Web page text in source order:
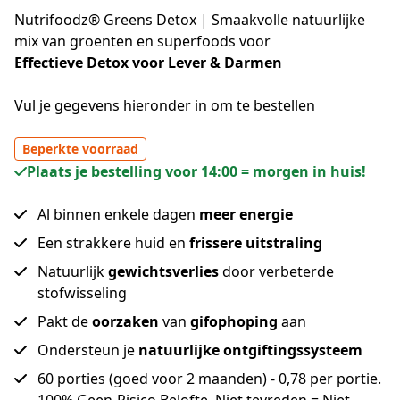
Nutrifoodz® Greens Detox | Smaakvolle natuurlijke
mix van groenten en superfoods voor
Effectieve Detox voor Lever & Darmen
Vul je gegevens hieronder in om te bestellen
Beperkte voorraad
Plaats je bestelling voor 14:00 = morgen in huis!
Al binnen enkele dagen meer energie
Een strakkere huid en frissere uitstraling
Natuurlijkgewichtsverliesdoor verbeterde
stofwisseling
Pakt deoorzaken van gifophoping aan
Ondersteun je natuurlijke ontgiftingssysteem
60 porties (goed voor 2 maanden) - 0,78 per portie.